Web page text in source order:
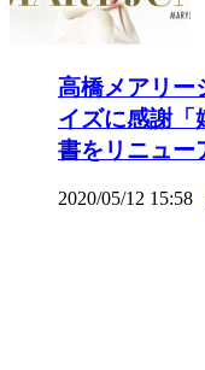
高橋メアリー
イズに感謝「
書をリニュー
2020/05/12 15:58